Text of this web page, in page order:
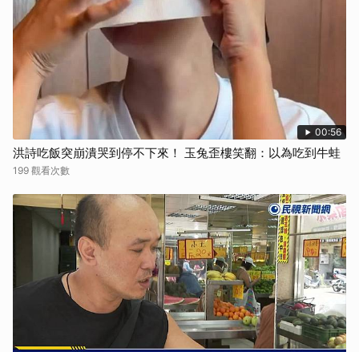
00:56
洪詩吃飯突崩潰哭到停不下來！ 玉兔歪樓笑翻：以為吃到牛蛙
199 觀看次數